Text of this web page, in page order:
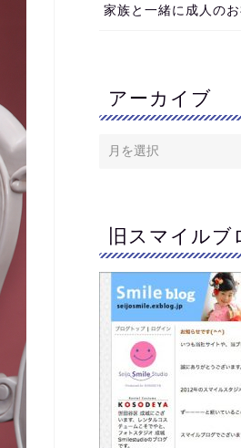
家族と一緒に成人のお
アーカイブ
旧スマイルブ